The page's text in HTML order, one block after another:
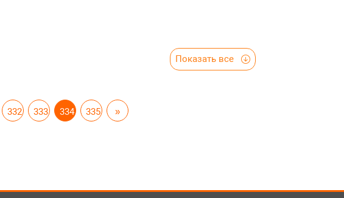
Показать все
332 333 334 335 »